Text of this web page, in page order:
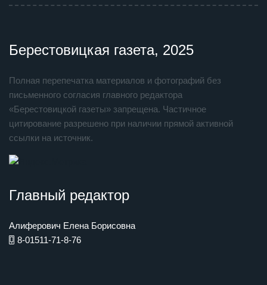
Берестовицкая газета, 2025
Полная перепечатка материалов и фотографий без
письменного согласия главного редактора
«Берестовицкой газеты» запрещена. Частичное
цитирование разрешено при наличии прямой активной
ссылки на источник.
Главный редактор
Алиферович Елена Борисовна
8-01511-71-8-76